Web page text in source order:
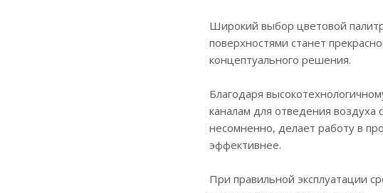
Широкий выбор цветовой
поверхностями станет
концептуального решения.
Благодаря
каналам для отведения воздуха
несомненно, делает работу в
эффективнее.
При правильной эксплуатации